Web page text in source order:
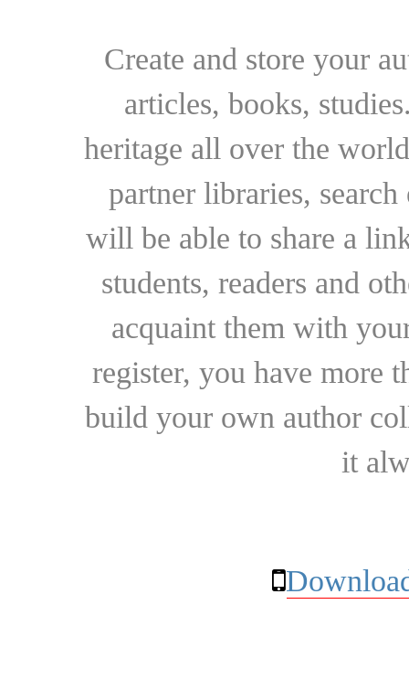
Create and store your
articles, books,
heritage all over the
partner libraries,
will be able to share a
students, readers and
acquaint them with
register, you have more
build your own author
it